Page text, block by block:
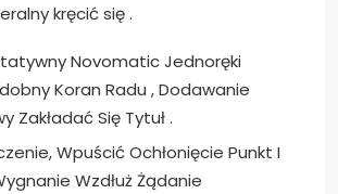
kręcić się .
Novomatic Jednoręki
Koran Radu , Dodawanie
Zakładać Się Tytuł .
Wpuścić Ochłonięcie Punkt I
Wzdłuż Żądanie